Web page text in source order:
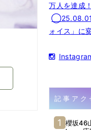
万人を達成！
◯25.08.01
ォイス」に
記事アク
櫻坂46山